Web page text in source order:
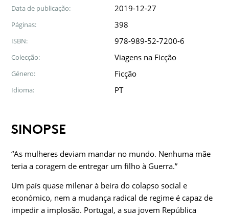
Data de publicação: 2019-12-27
Páginas: 398
ISBN: 978-989-52-7200-6
Colecção: Viagens na Ficção
Género: Ficção
Idioma: PT
SINOPSE
“As mulheres deviam mandar no mundo. Nenhuma mãe
teria a coragem de entregar um filho à Guerra.”
Um país quase milenar à beira do colapso social e
económico, nem a mudança radical de regime é capaz de
impedir a implosão. Portugal, a sua jovem República